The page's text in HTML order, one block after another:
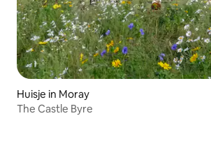
Huisje in Moray
The Castle Byre